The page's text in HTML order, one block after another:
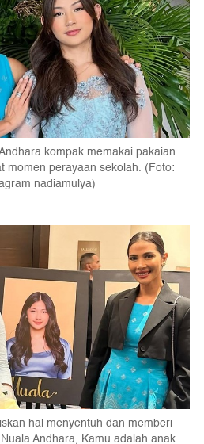
kompak memakai pakaian
momen perayaan sekolah. (Foto:
nadiamulya)
hal menyentuh dan memberi
Andhara, Kamu adalah anak